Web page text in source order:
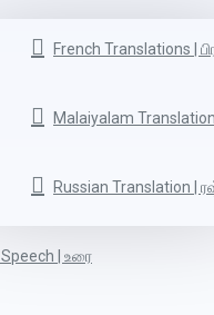
French Translations |
Malaiyalam
Russian Translation |
Speech | உரை